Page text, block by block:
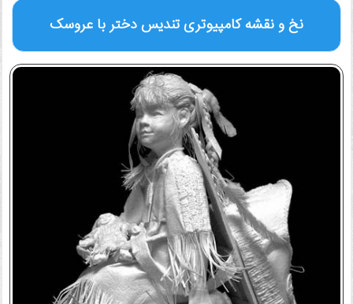
نخ و نقشه کامپیوتریتندیس دختر با عروسک